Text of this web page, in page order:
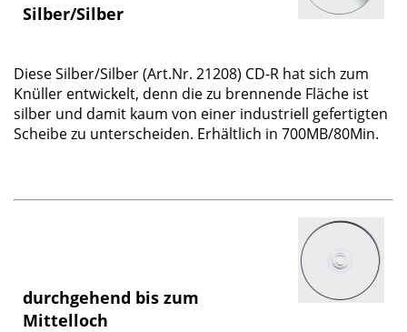
Silber/Silber
DieseSilber/Silber(Art.Nr. 21208) CD-R hat sich zum
Knüller entwickelt, denn die zu brennende Fläche ist
silber und damit kaum von einer industriell gefertigten
Scheibe zu unterscheiden. Erhältlich in 700MB/80Min.
durchgehend bis zum
Mittelloch